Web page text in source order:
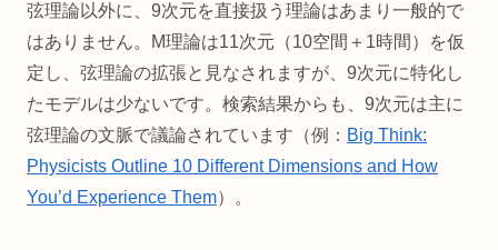
弦理論以外に、9次元を直接扱う理論はあまり一般的で
はありません。M理論は11次元（10空間＋1時間）を仮
定し、弦理論の拡張と見なされますが、9次元に特化し
たモデルは少ないです。検索結果からも、9次元は主に
弦理論の文脈で議論されています（例： Big Think:
Physicists Outline 10 Different Dimensions and How
You’d Experience Them）。